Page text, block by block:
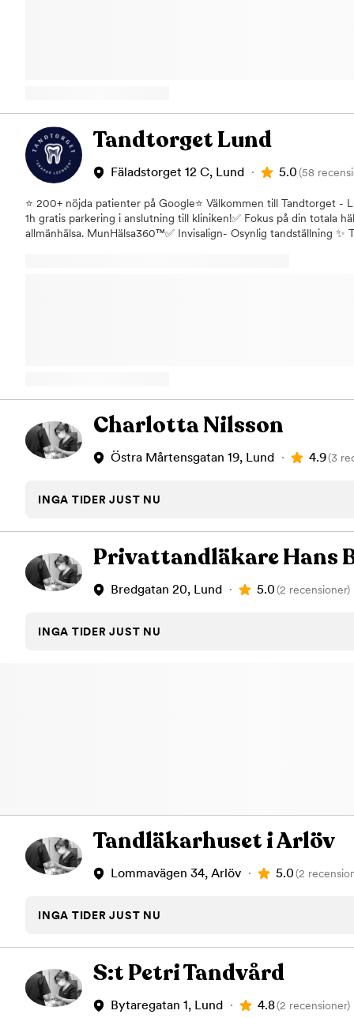
Tandtorget Lund
Fäladstorget 12 C, Lund 5.0(58
⭐ 200+ nöjda patienter på Google⭐ Välkommen till Tandtorget -
1h gratis parkering i anslutning till kliniken!✅ Fokus på din totala
allmänhälsa. MunHälsa360™✅ Invisalign- Osynlig tandställning ✨
våra 200+ recensioner på Google och se varför våra patienter
idag – upplev tandvård på högsta nivå.
Charlotta Nilsson
Östra Mårtensgatan 19, Lund 4.9(3
INGA TIDER JUST NU
Privattandläkare Hans
Bredgatan 20, Lund 5.0(2 recensioner)
INGA TIDER JUST NU
Tandläkarhuset i Arlöv
Lommavägen 34, Arlöv 5.0(2
INGA TIDER JUST NU
S:t Petri Tandvård
Bytaregatan 1, Lund 4.8(2 recensioner)